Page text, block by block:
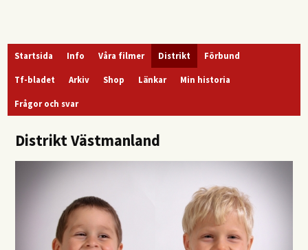
Startsida Info Våra filmer Distrikt Förbund
Tf-bladet Arkiv Shop Länkar Min historia
Frågor och svar
Distrikt Västmanland